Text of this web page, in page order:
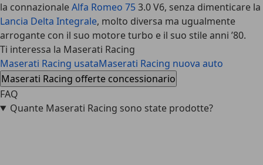
la connazionaleAlfa Romeo 753.0 V6, senza dimenticare la
Lancia Delta Integrale, molto diversa ma ugualmente
arrogante con il suo motore turbo e il suo stile anni ’80.
Ti interessa la Maserati Racing
Maserati Racing usataMaserati Racing nuova auto
Maserati Racing offerte concessionario
FAQ
Quante Maserati Racing sono state prodotte?